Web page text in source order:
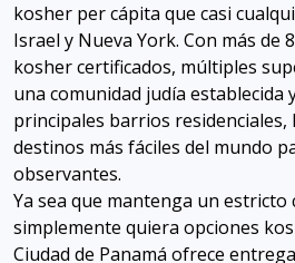
kosher per cápita que casi
Israel y Nueva York. Con más de
kosher certificados, múltiples
una comunidad judía establecida
principales barrios residenciales,
destinos más fáciles del mundo
observantes.
Ya sea que mantenga un estricto
simplemente quiera opciones
Ciudad de Panamá ofrece